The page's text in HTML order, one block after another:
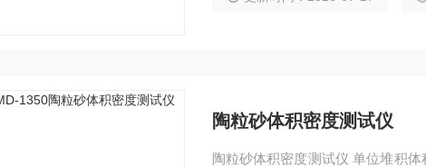
陶粒砂体积密度测试仪
陶粒砂体积密度测试仪 单位堆积